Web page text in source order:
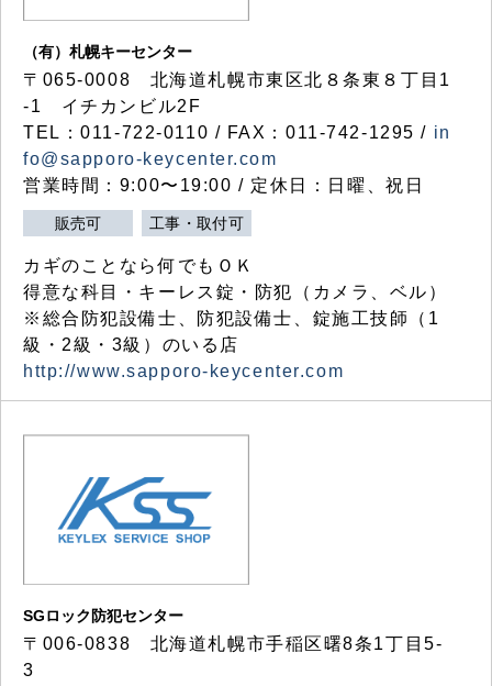
（有）札幌キーセンター
〒065-0008 北海道札幌市東区北８条東８丁目1
-1 イチカンビル2F
TEL：011-722-0110 / FAX：011-742-1295 / in
fo@sapporo-keycenter.com
営業時間：9:00〜19:00 / 定休日：日曜、祝日
販売可 工事・取付可
カギのことなら何でもＯＫ
得意な科目・キーレス錠・防犯（カメラ、ベル）
※総合防犯設備士、防犯設備士、錠施工技師（1
級・2級・3級）のいる店
http://www.sapporo-keycenter.com
SGロック防犯センター
〒006-0838 北海道札幌市手稲区曙8条1丁目5-
3